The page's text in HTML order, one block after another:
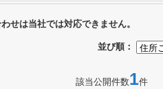
せは当社では対応できません。
並び順：
該当公開件数1件